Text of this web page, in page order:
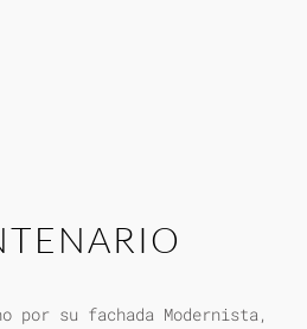
por su fachada Modernista,